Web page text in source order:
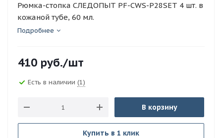
Рюмка-стопка СЛЕДОПЫТ PF-CWS-P28SET 4 шт. в
кожаной тубе, 60 мл.
Подробнее
410 руб./шт
Есть в наличии (1)
В корзину
Купить в 1 клик